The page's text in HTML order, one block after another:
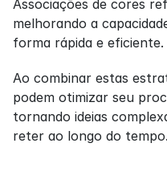
Associações de cores
melhorando a
forma rápida e eficiente.
Ao combinar estas
podem otimizar seu
tornando ideias
reter ao longo do tempo.